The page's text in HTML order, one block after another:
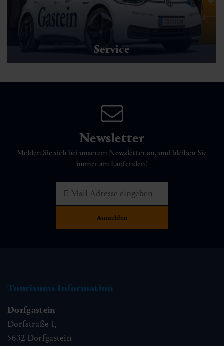
Service
Newsletter
Melden Sie sich bei unserem Newsletter an, und bleiben Sie
immer am Laufenden!
Tourismus Information
Dorfgastein
Dorfstraße 1,
5632 Dorfgastein